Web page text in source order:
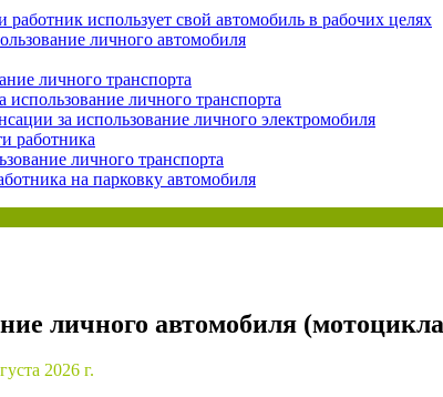
Бератор
«Практическая энциклопедия бухгалтера»
Материалы электронного журнала
«Нормативные акты для бухгалтера»
Материалы электронного журнала
«Практическая бухгалтерия»
Онлайн-сервисы «Учетная политика» и
использует свой автомобиль в рабочих целях
личного автомобиля
личного транспорта
личного транспорта
за использование личного электромобиля
работника
личного транспорта
на парковку автомобиля
личного автомобиля
2026 г.